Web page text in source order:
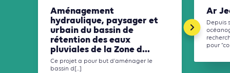
Aménagement
hydraulique, paysager et
urbain du bassin de
rétention des eaux
pluviales de la Zone d...
Ce projet a pour but d'aménager le
bassin d[...]
Ar
Depuis
pour